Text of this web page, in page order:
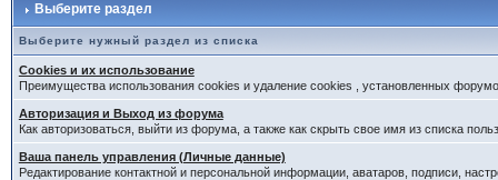
Выберите раздел
Выберите нужный раздел из списка
Cookies и их использование
Преимущества использования cookies и удаление cookies , установленных
Авторизация и Выход из форума
Как авторизоваться, выйти из форума, а также как скрыть свое имя из списка
Ваша панель управления (Личные данные)
Редактирование контактной и персональной информации, аватаров, подписи,